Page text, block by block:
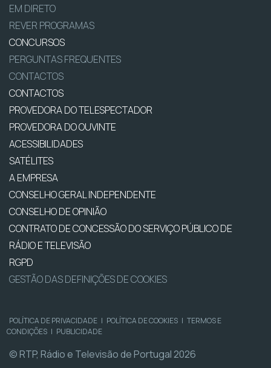
EM DIRETO
REVER PROGRAMAS
CONCURSOS
PERGUNTAS FREQUENTES
CONTACTOS
CONTACTOS
PROVEDORA DO TELESPECTADOR
PROVEDORA DO OUVINTE
ACESSIBILIDADES
SATÉLITES
A EMPRESA
CONSELHO GERAL INDEPENDENTE
CONSELHO DE OPINIÃO
CONTRATO DE CONCESSÃO DO SERVIÇO PÚBLICO DE
RÁDIO E TELEVISÃO
RGPD
GESTÃO DAS DEFINIÇÕES DE COOKIES
POLÍTICA DE PRIVACIDADE | POLÍTICA DE COOKIES | TERMOS E
CONDIÇÕES | PUBLICIDADE
© RTP, Rádio e Televisão de Portugal 2026